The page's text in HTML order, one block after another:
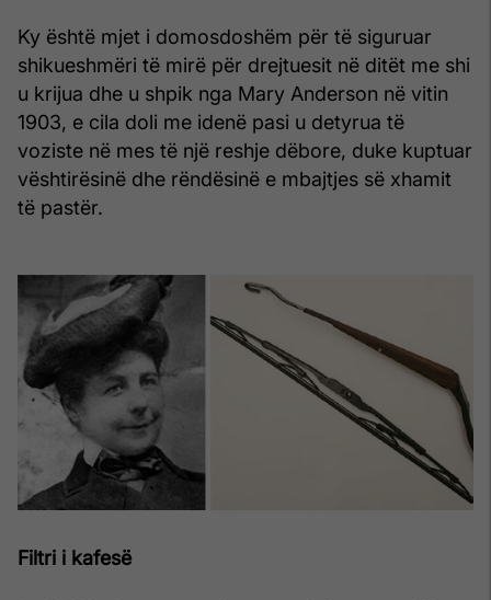
Ky është mjet i domosdoshëm për të siguruar
shikueshmëri të mirë për drejtuesit në ditët me shi
u krijua dhe u shpik nga Mary Anderson në vitin
1903, e cila doli me idenë pasi u detyrua të
voziste në mes të një reshje dëbore, duke kuptuar
vështirësinë dhe rëndësinë e mbajtjes së xhamit
të pastër.
Filtri i kafesë